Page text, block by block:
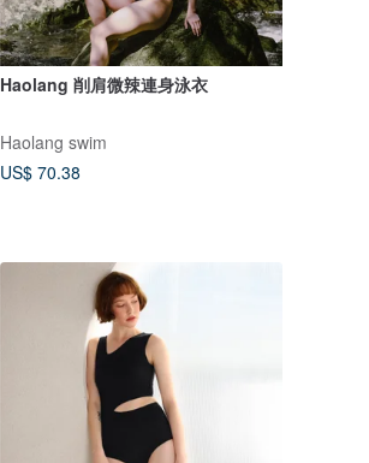
Haolang 削肩微辣連身泳衣
Haolang swim
US$ 70.38